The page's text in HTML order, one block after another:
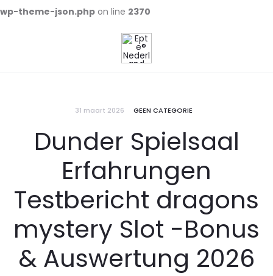
wp-theme-json.php on line 2370
31 maart 2026 GEEN CATEGORIE
Dunder Spielsaal
Erfahrungen
Testbericht dragons
mystery Slot -Bonus
& Auswertung 2026